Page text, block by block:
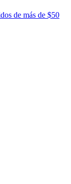
de más de $50